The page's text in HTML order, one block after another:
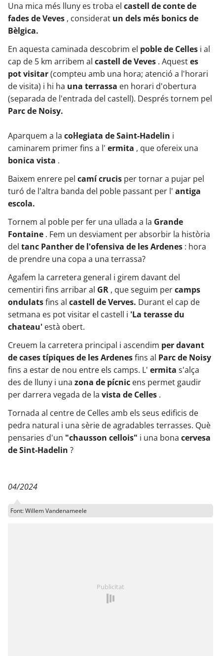
Una mica més lluny es troba el castell de conte de
fades de Veves , considerat un dels més bonics de
Bèlgica.
En aquesta caminada descobrim el poble de Celles i al
cap de 5 km arribem al castell de Veves . Aquestes
pot visitar(compteu amb una hora; atenció a l'horari
de visita) i hi ha una terrassa en horari d'obertura
(separada de l'entrada del castell). Després tornem pel
Parc de Noisy.
Aparquem a la col·legiata de Saint-Hadelin i
caminarem primer fins a l' ermita , que ofereix una
bonica vista .
Baixem enrere pel camí crucis per tornar a pujar pel
turó de l'altra banda del poble passant per l' antiga
escola.
Tornem al poble per fer una ullada a la Grande
Fontaine . Fem un desviament per absorbir la història
del tanc Panther de l'ofensiva de les Ardenes : hora
de prendre una copa a una terrassa?
Agafem la carretera general i girem davant del
cementiri fins arribar al GR , que seguim percamps
ondulatsfins al castell de Verves. Durant el cap de
setmana es pot visitar el castell i 'La terasse du
chateau' està obert.
Creuem la carretera principal i ascendim per davant
de cases típiques de les Ardenesfins al Parc de Noisy
fins a estar de nou entre els camps. L' ermita s'alça
des de lluny i una zona de pícnic ens permet gaudir
per darrera vegada de la vista de Celles .
Tornada al centre de Celles amb els seus edificis de
pedra natural i una sèrie de agradables terrasses. Què
pensaries d'un "chausson cellois" i una bona cervesa
de Sint-Hadelin ?
04/2024
Font: Willem Vandenameele
Publicitat